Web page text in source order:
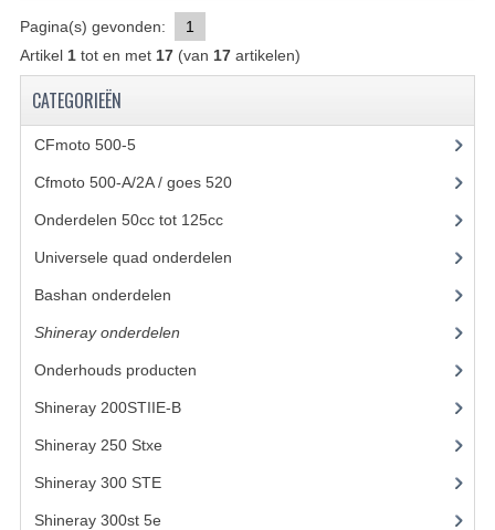
WIELEN EN BANDEN
ACCESSOIRES
BASHAN 250-11B
BRANDSTOF SYSTEEM
Pagina(s) gevonden:
1
Artikel 1tot en met 17(van 17artikelen)
CATEGORIEËN
CFmoto 500-5(5)
Cfmoto 500-A/2A / goes 520(347)
Onderdelen 50cc tot 125cc(49)
Universele quad onderdelen
Bashan onderdelen
Shineray onderdelen
Onderhouds producten
Shineray 200STIIE-B(32)
Shineray 250 Stxe
Shineray 300 STE(69)
Shineray 300st 5e